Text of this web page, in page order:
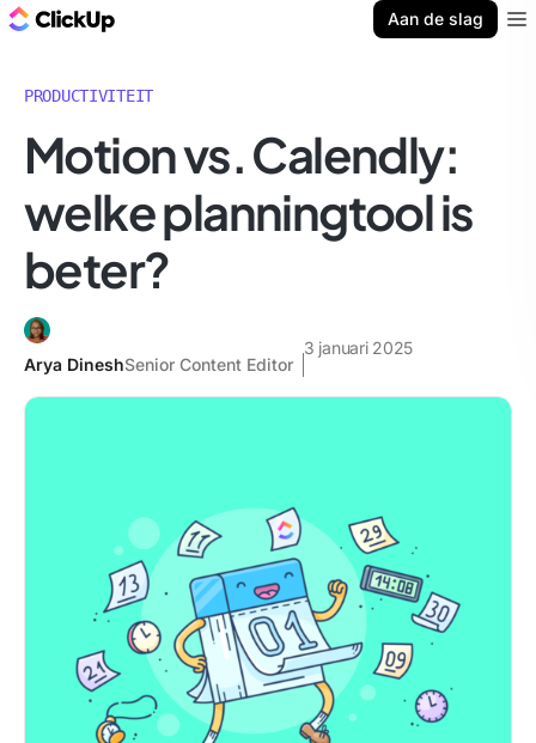
Aan de slag
PRODUCTIVITEIT
Motion vs. Calendly:
welke planningtool is
beter?
Arya DineshSenior Content Editor
3 januari 2025